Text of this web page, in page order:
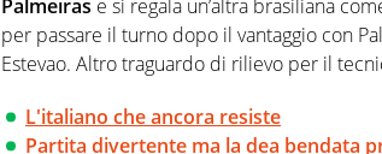
Palmeiras e si regala un’altra brasiliana
per passare il turno dopo il vantaggio con
Estevao. Altro traguardo di rilievo per il
L'italiano che ancora resiste
Partita divertente ma la dea bendata